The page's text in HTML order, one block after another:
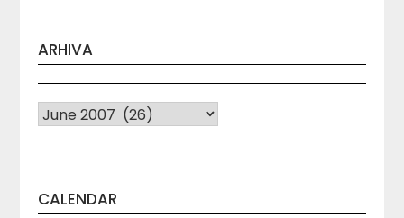
ARHIVA
Arhiva
CALENDAR